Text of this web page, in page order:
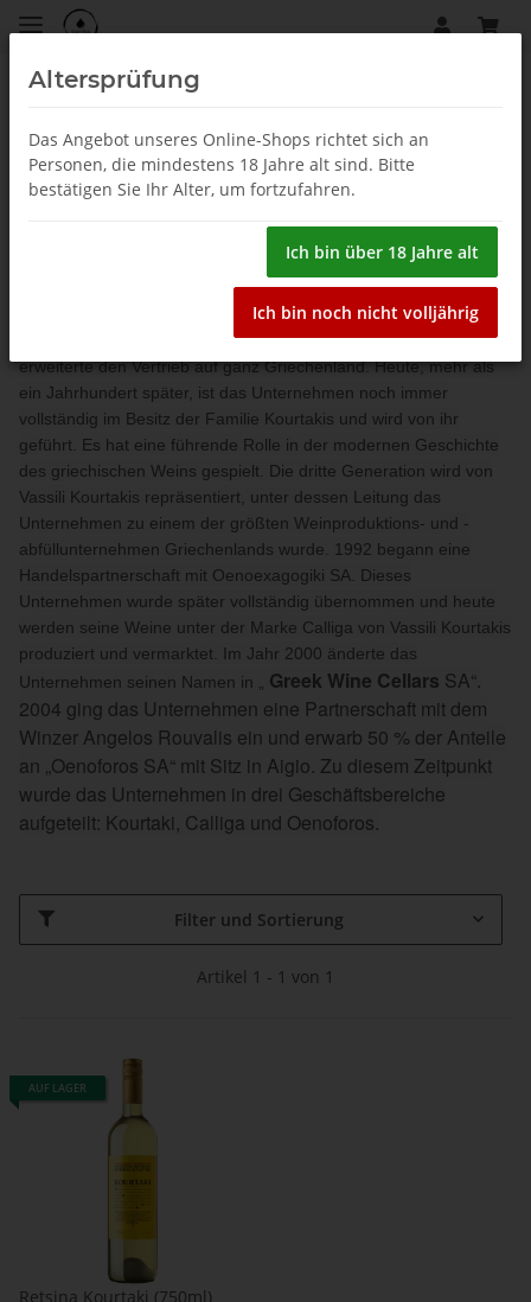
Kourtakis
Unternehmen in der Kolokotroni-Straße in Athen. 1905 errichtete
er ein kleines Weingut in Markopoulo in Mesogea, etwa 30
Kilometer außerhalb Athens. Sein Sohn Dimitris Kourtakis (1908–
2005) begann mit der Vermarktung von Flaschenwein und
erweiterte den Vertrieb auf ganz Griechenland. Heute, mehr als
ein Jahrhundert später, ist das Unternehmen noch immer
vollständig im Besitz der Familie Kourtakis und wird von ihr
geführt. Es hat eine führende Rolle in der modernen Geschichte
des griechischen Weins gespielt. Die dritte Generation wird von
Vassili Kourtakis repräsentiert, unter dessen Leitung das
Unternehmen zu einem der größten Weinproduktions- und -
abfüllunternehmen Griechenlands wurde. 1992 begann eine
Handelspartnerschaft mit Oenoexagogiki SA. Dieses
Unternehmen wurde später vollständig übernommen und heute
werden seine Weine unter der Marke Calliga von Vassili Kourtakis
produziert und vermarktet. Im Jahr 2000 änderte das
Unternehmen seinen Namen in „
Greek Wine Cellars SA“.
2004 ging das Unternehmen eine Partnerschaft mit dem
Winzer Angelos Rouvalis ein und erwarb 50 % der Anteile
an „Oenoforos SA“ mit Sitz in Aigio. Zu diesem Zeitpunkt
wurde das Unternehmen in drei Geschäftsbereiche
aufgeteilt: Kourtaki, Calliga und Oenoforos.
Filter und Sortierung
Artikel 1 - 1 von 1
AUF LAGER
Retsina Kourtaki (750ml)
Altersprüfung
Das Angebot unseres Online-Shops richtet sich an
Personen, die mindestens 18 Jahre alt sind. Bitte
bestätigen Sie Ihr Alter, um fortzufahren.
Ich bin über 18 Jahre alt
Ich bin noch nicht volljährig